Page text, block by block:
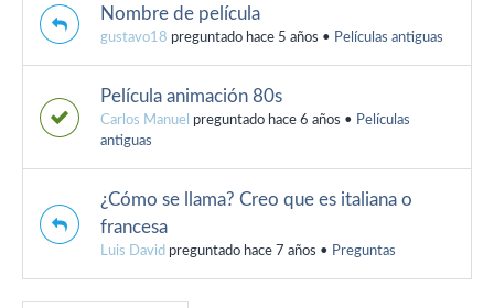
Nombre de película
gustavo18 preguntado hace 5 años • Películas antiguas
Película animación 80s
Carlos Manuel preguntado hace 6 años • Películas
antiguas
¿Cómo se llama? Creo que es italiana o
francesa
Luis David preguntado hace 7 años • Preguntas